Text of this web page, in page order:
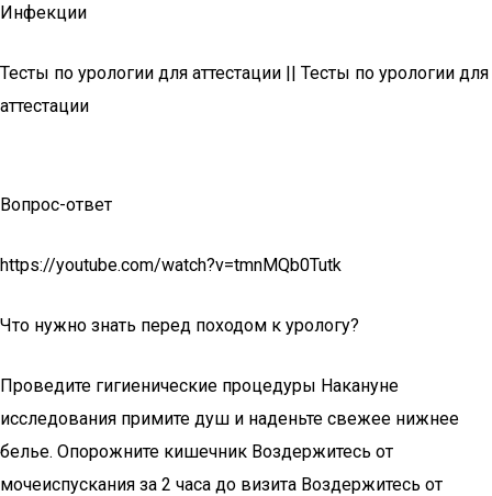
Инфекции
Тесты по урологии для аттестации || Тесты по урологии для
аттестации
Вопрос-ответ
https://youtube.com/watch?v=tmnMQb0Tutk
Что нужно знать перед походом к урологу?
Проведите гигиенические процедуры Накануне
исследования примите душ и наденьте свежее нижнее
белье. Опорожните кишечник Воздержитесь от
мочеиспускания за 2 часа до визита Воздержитесь от